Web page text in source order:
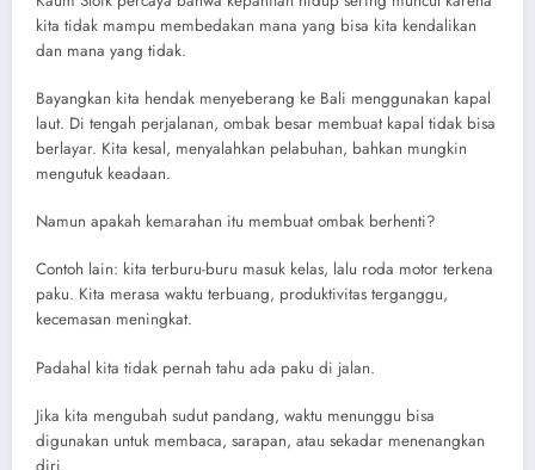
kita tidak mampu membedakan mana yang bisa kita kendalikan
dan mana yang tidak.
Bayangkan kita hendak menyeberang ke Bali menggunakan kapal
laut. Di tengah perjalanan, ombak besar membuat kapal tidak bisa
berlayar. Kita kesal, menyalahkan pelabuhan, bahkan mungkin
mengutuk keadaan.
Namun apakah kemarahan itu membuat ombak berhenti?
Contoh lain: kita terburu-buru masuk kelas, lalu roda motor terkena
paku. Kita merasa waktu terbuang, produktivitas terganggu,
kecemasan meningkat.
Padahal kita tidak pernah tahu ada paku di jalan.
Jika kita mengubah sudut pandang, waktu menunggu bisa
digunakan untuk membaca, sarapan, atau sekadar menenangkan